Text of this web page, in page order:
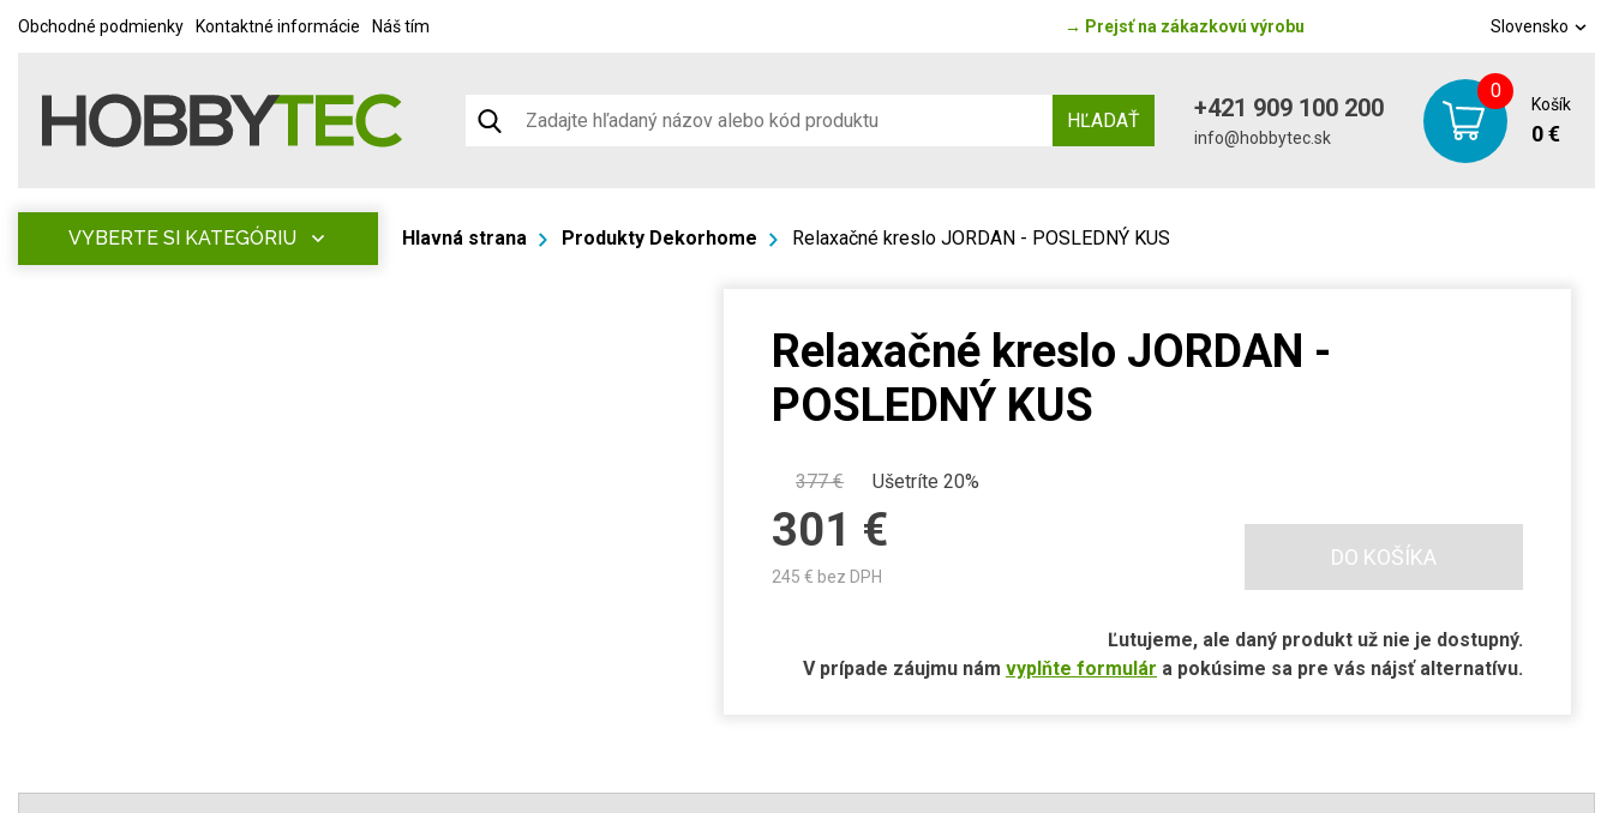
Obchodné podmienky Kontaktné informácie Náš tím → Prejsť na zákazkovú výrobu Slovensko
HĽADAŤ +421 909 100 200
info@hobbytec.sk
0
Košík
0 €
VYBERTE SI KATEGÓRIU Hlavná strana Produkty Dekorhome Relaxačné kreslo JORDAN - POSLEDNÝ KUS
Relaxačné kreslo JORDAN -
POSLEDNÝ KUS
377€ Ušetríte 20%
301 €
245 € bez DPH
DO KOŠÍKA
Ľutujeme, ale daný produkt už nie je dostupný.
V prípade záujmu nám vyplňte formulár a pokúsime sa pre vás nájsť alternatívu.